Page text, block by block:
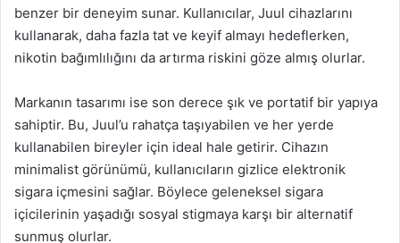
benzer bir deneyim sunar. Kullanıcılar, Juul cihazlarını
kullanarak, daha fazla tat ve keyif almayı hedeflerken,
nikotin bağımlılığını da artırma riskini göze almış olurlar.
Markanın tasarımı ise son derece şık ve portatif bir yapıya
sahiptir. Bu, Juul’u rahatça taşıyabilen ve her yerde
kullanabilen bireyler için ideal hale getirir. Cihazın
minimalist görünümü, kullanıcıların gizlice elektronik
sigara içmesini sağlar. Böylece geleneksel sigara
içicilerinin yaşadığı sosyal stigmaya karşı bir alternatif
sunmuş olurlar.